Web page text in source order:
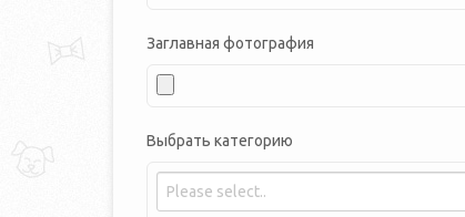
Заглавная фотография
Выбрать категорию